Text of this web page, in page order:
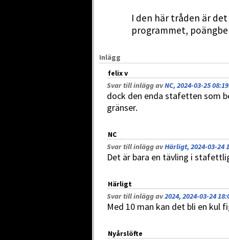
I den här tråden är
programmet,
Inlägg
felix v
Svar till inlägg avNC, 2024-03-25 08:19
dock den enda stafetten som
gränser.
NC
Svar till inlägg avHärligt, 2024-03-24
Det är bara en tävling i
Härligt
Svar till inlägg av2024, 2024-03-24
Med 10 man kan det bli en kul
Nyårslöfte